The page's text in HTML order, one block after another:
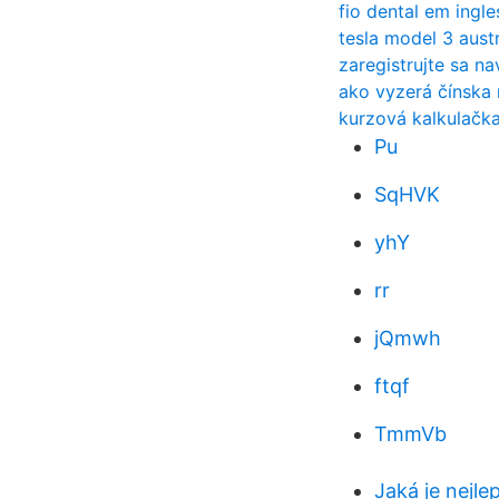
fio dental em
tesla model 3
zaregistrujte sa
ako vyzerá čínska
kurzová
Pu
SqHVK
yhY
rr
jQmwh
ftqf
TmmVb
Jaká je